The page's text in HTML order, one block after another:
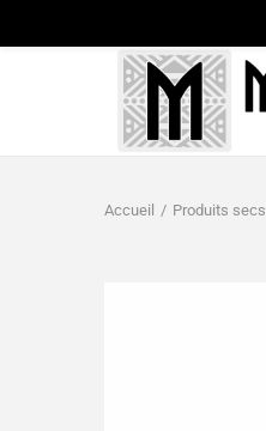
Accueil / Produits secs